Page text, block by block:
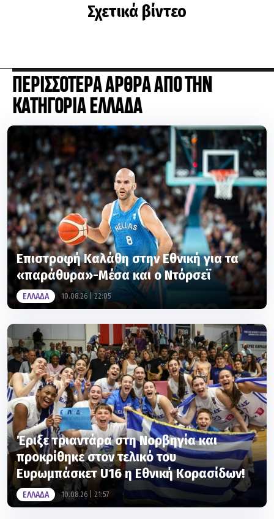
Σχετικά βίντεο
ΠΕΡΙΣΣΟΤΕΡΑ ΑΡΘΡΑ ΑΠΟ ΤΗΝ
ΚΑΤΗΓΟΡΙΑ ΕΛΛΑΔΑ
Επιστροφή Καλάθη στην Εθνική για τα
«παράθυρα»-Μέσα και ο Ντόρσεϊ
ΕΛΛΑΔΑ 10.08.26 | 22:05
Έριξε τριαντάρα στη Νορβηγία και
προκρίθηκε στον τελικό του
Ευρωμπάσκετ U16 η Εθνική Κορασίδων!
ΕΛΛΑΔΑ 10.08.26 | 21:57